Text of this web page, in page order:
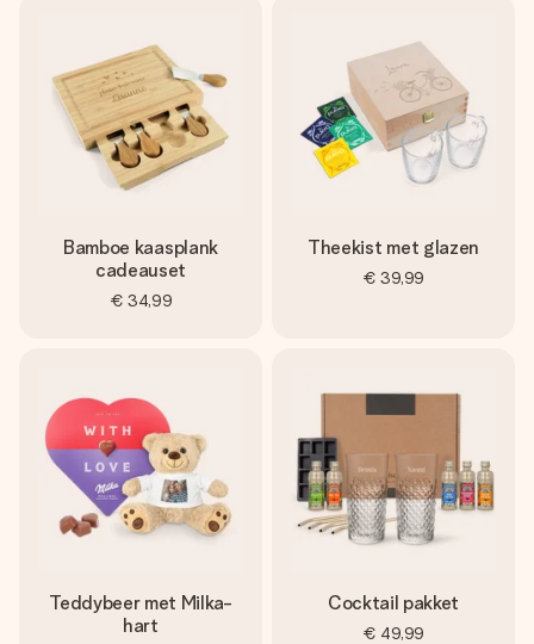
Bamboe kaasplank
cadeauset
€ 34,99
Theekist met glazen
€ 39,99
Teddybeer met Milka-
hart
Cocktail pakket
€ 49,99